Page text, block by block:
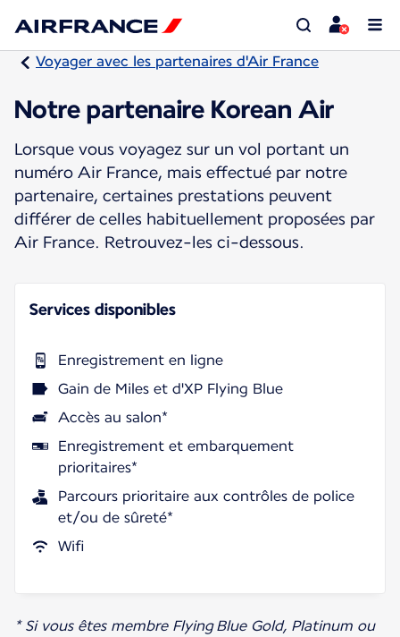
Voyager avec les partenaires d'Air France
Notre partenaire Korean Air
Lorsque vous voyagez sur un vol portant un
numéro Air France, mais effectué par notre
partenaire, certaines prestations peuvent
différer de celles habituellement proposées par
Air France. Retrouvez-les ci-dessous.
Services disponibles
Enregistrement en ligne
Gain de Miles et d'XP Flying Blue
Accès au salon*
Enregistrement et embarquement
prioritaires*
Parcours prioritaire aux contrôles de police
et/ou de sûreté*
Wifi
* Si vous êtes membre Flying Blue Gold, Platinum ou